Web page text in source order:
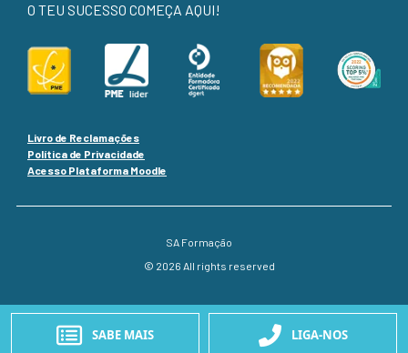
O TEU SUCESSO COMEÇA AQUI!
Livro de Reclamações
Política de Privacidade
Acesso Plataforma Moodle
SA Formação
© 2026 All rights reserved
SABE MAIS LIGA-NOS